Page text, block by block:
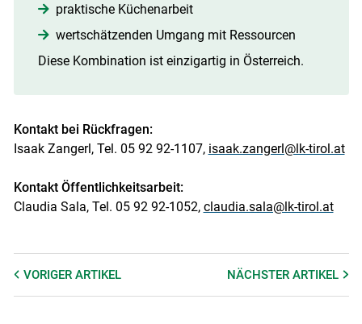
praktische Küchenarbeit
wertschätzenden Umgang mit Ressourcen
Diese Kombination ist einzigartig in Österreich.
Kontakt bei Rückfragen:
Isaak Zangerl, Tel. 05 92 92-1107, isaak.zangerl@lk-tirol.at
Kontakt Öffentlichkeitsarbeit:
Claudia Sala, Tel. 05 92 92-1052, claudia.sala@lk-tirol.at
VORIGER ARTIKEL NÄCHSTERARTIKEL